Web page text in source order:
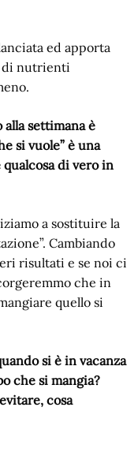
ed apporta
di nutrienti
alla settimana è
si vuole” è una
di vero in
a sostituire la
Cambiando
risultati e se noi ci
che in
quello si
si è in vacanza
che si mangia?
cosa